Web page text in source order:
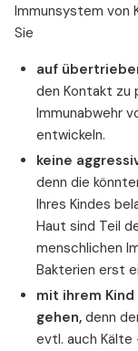
Immunsystem von
Sie
auf
den Kontakt zu
Immunabwehr
entwickeln.
keine
denn die
Ihres Kindes
Haut sind Teil
menschlichen
Bakterien erst
mit ihrem Kind
gehen, denn
evtl. auch